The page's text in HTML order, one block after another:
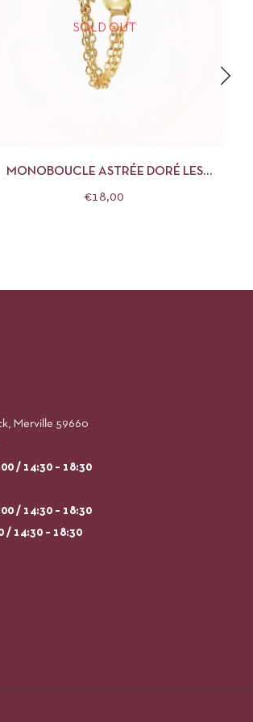
SOLD OUT
MONOBOUCLE ASTRÉE DORÉ LES
€18,00
Merville 59660
/ 14:30 – 18:30
/ 14:30 – 18:30
/ 14:30 – 18:30